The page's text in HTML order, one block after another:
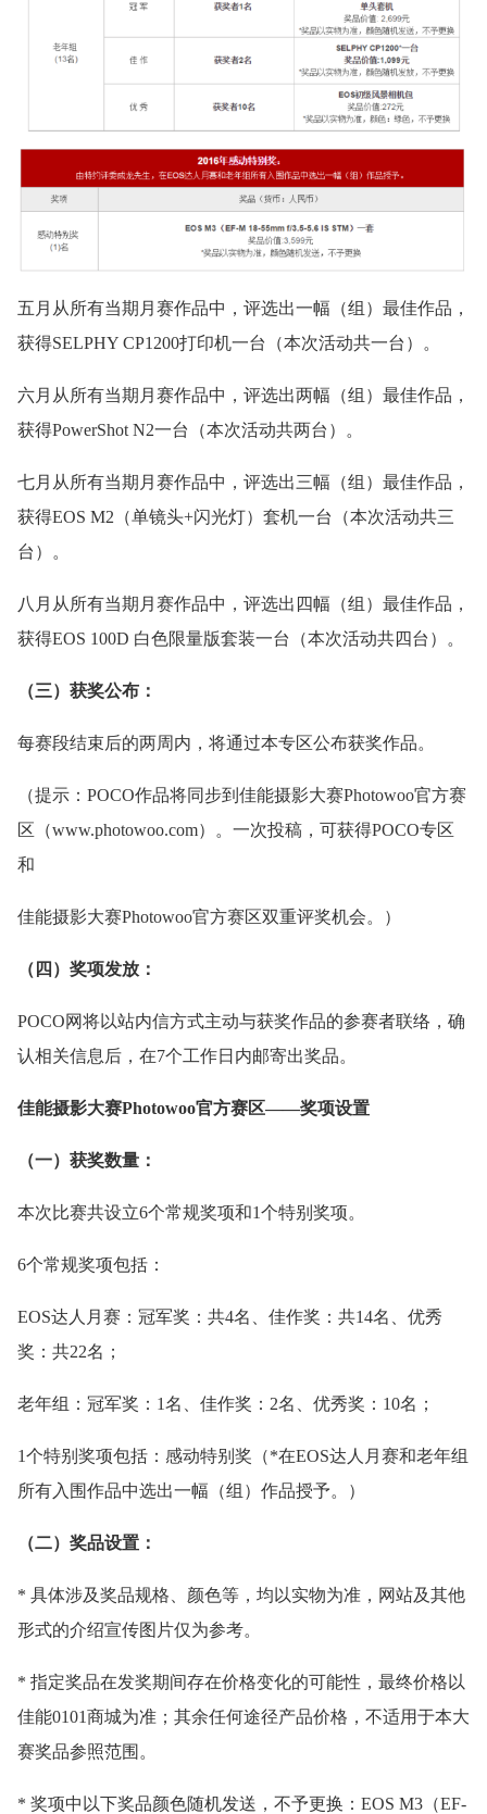
五月从所有当期月赛作品中，评选出一幅（组）最佳作品，
获得SELPHY CP1200打印机一台（本次活动共一台）。
六月从所有当期月赛作品中，评选出两幅（组）最佳作品，
获得PowerShot N2一台（本次活动共两台）。
七月从所有当期月赛作品中，评选出三幅（组）最佳作品，
获得EOS M2（单镜头+闪光灯）套机一台（本次活动共三
台）。
八月从所有当期月赛作品中，评选出四幅（组）最佳作品，
获得EOS 100D 白色限量版套装一台（本次活动共四台）。
（三）获奖公布：
每赛段结束后的两周内，将通过本专区公布获奖作品。
（提示：POCO作品将同步到佳能摄影大赛Photowoo官方赛
区（www.photowoo.com）。一次投稿，可获得POCO专区
和
佳能摄影大赛Photowoo官方赛区双重评奖机会。）
（四）奖项发放：
POCO网将以站内信方式主动与获奖作品的参赛者联络，确
认相关信息后，在7个工作日内邮寄出奖品。
佳能摄影大赛Photowoo官方赛区——奖项设置
（一）获奖数量：
本次比赛共设立6个常规奖项和1个特别奖项。
6个常规奖项包括：
EOS达人月赛：冠军奖：共4名、佳作奖：共14名、优秀
奖：共22名；
老年组：冠军奖：1名、佳作奖：2名、优秀奖：10名；
1个特别奖项包括：感动特别奖（*在EOS达人月赛和老年组
所有入围作品中选出一幅（组）作品授予。）
（二）奖品设置：
* 具体涉及奖品规格、颜色等，均以实物为准，网站及其他
形式的介绍宣传图片仅为参考。
* 指定奖品在发奖期间存在价格变化的可能性，最终价格以
佳能0101商城为准；其余任何途径产品价格，不适用于本大
赛奖品参照范围。
* 奖项中以下奖品颜色随机发送，不予更换：EOS M3（EF-